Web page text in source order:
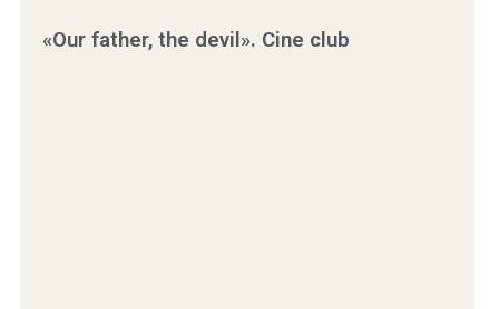
«Our father, the devil». Cine club